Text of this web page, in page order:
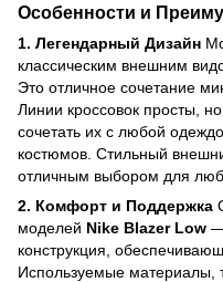
Особенности и
1. Легендарный Дизайн
классическим внешним
Это отличное сочетание
Линии кроссовок просты,
сочетать их с любой
костюмов. Стильный
отличным выбором для
2. Комфорт и Поддержка
моделей Nike Blazer Low —
конструкция,
Используемые материалы,